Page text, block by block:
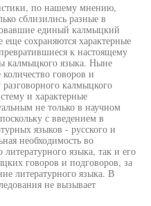
по нашему мнению,
сблизились разные в
единый калмыцкий
сохраняются характерные
к настоящему
калмыцкого языка. Ныне
говоров и
калмыцкого
и характерные
не только в научном
с введением в
языков - русского и
необходимость во
языка, так и его
говоров и подговоров, за
литературного языка. В
не вызывает